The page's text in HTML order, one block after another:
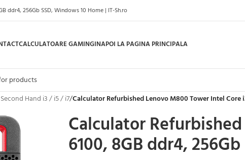
ddr4, 256Gb SSD, Windows 10 Home | IT-Sh.ro
CALCULATOARE GAMINGINAPOI LA PAGINA PRINCIPALA
Hand i3 / i5 / i7/Calculator Refurbished Lenovo M800 Tower Intel Core
Calculator
6100, 8GB ddr4,